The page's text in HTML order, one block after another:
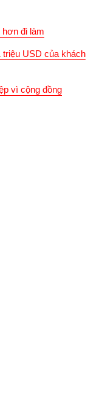
đi làm
triệu USD của khách
vì cộng đồng